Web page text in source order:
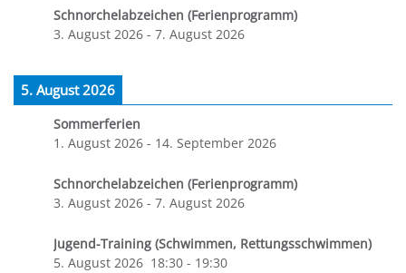
Schnorchelabzeichen (Ferienprogramm)
3. August 2026 - 7. August 2026
5. August 2026
Sommerferien
1. August 2026 - 14. September 2026
Schnorchelabzeichen (Ferienprogramm)
3. August 2026 - 7. August 2026
Jugend-Training (Schwimmen, Rettungsschwimmen)
5. August 2026 18:30 - 19:30